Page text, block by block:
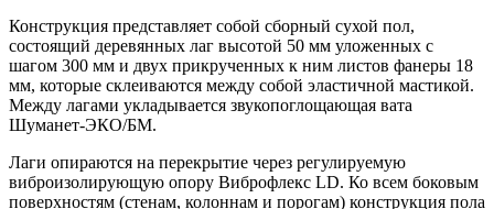
Конструкция представляет собой сборный сухой пол,
состоящий деревянных лаг высотой 50 мм уложенных с
шагом 300 мм и двух прикрученных к ним листов фанеры 18
мм, которые склеиваются между собой эластичной мастикой.
Между лагами укладывается звукопоглощающая вата
Шуманет-ЭКО/БМ.
Лаги опираются на перекрытие через регулируемую
виброизолирующую опору Виброфлекс LD. Ко всем боковым
поверхностям (стенам, колоннам и порогам) конструкция пола